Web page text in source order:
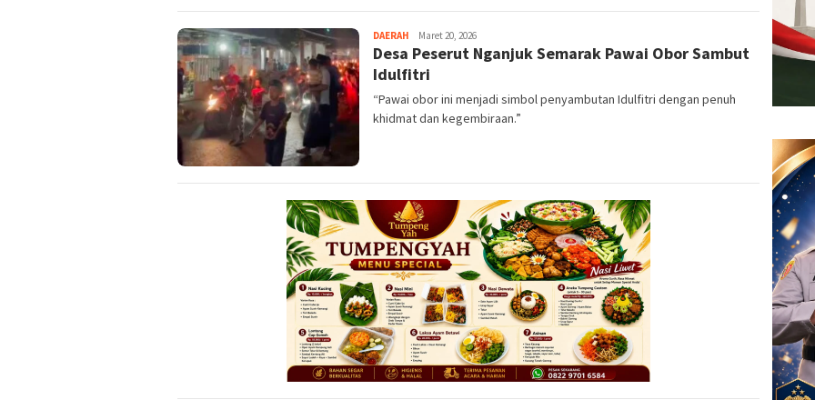
DAERAH Redaksi
Maret 20, 2026
Desa Peserut Nganjuk Semarak Pawai Obor Sambut
Idulfitri
“Pawai obor ini menjadi simbol penyambutan Idulfitri dengan penuh
khidmat dan kegembiraan.”